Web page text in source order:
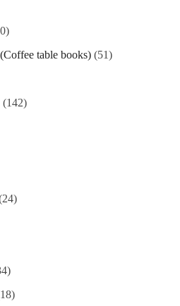
table books) (51)
(142)